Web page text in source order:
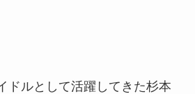
ドルとして活躍してきた杉本